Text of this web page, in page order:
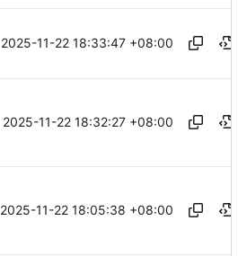
2025-11-22 18:33:47 +08:00
2025-11-22 18:32:27 +08:00
2025-11-22 18:05:38 +08:00